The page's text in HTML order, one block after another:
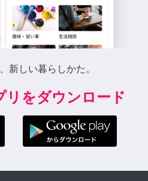
新しい暮らしかた。
リをダウンロード